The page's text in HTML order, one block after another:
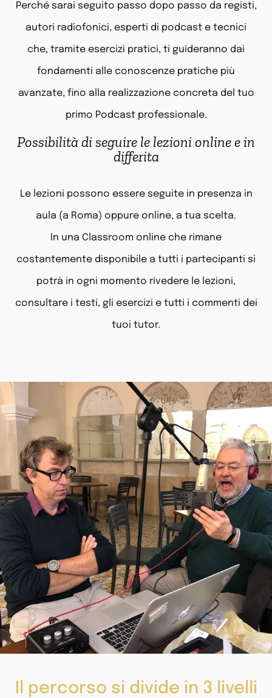
Perché sarai seguito passo dopo passo da registi,
autori radiofonici, esperti di podcast e tecnici
che, tramite esercizi pratici, ti guideranno dai
fondamenti alle conoscenze pratiche più
avanzate, fino alla realizzazione concreta del tuo
primo Podcast professionale.
Possibilità di seguire le lezioni online e in
differita
Le lezioni possono essere seguite in presenza in
aula (a Roma) oppure online, a tua scelta.
In una Classroom online che rimane
costantemente disponibile a tutti i partecipanti si
potrà in ogni momento rivedere le lezioni,
consultare i testi, gli esercizi e tutti i commenti dei
tuoi tutor.
Il percorso si divide in 3 livelli